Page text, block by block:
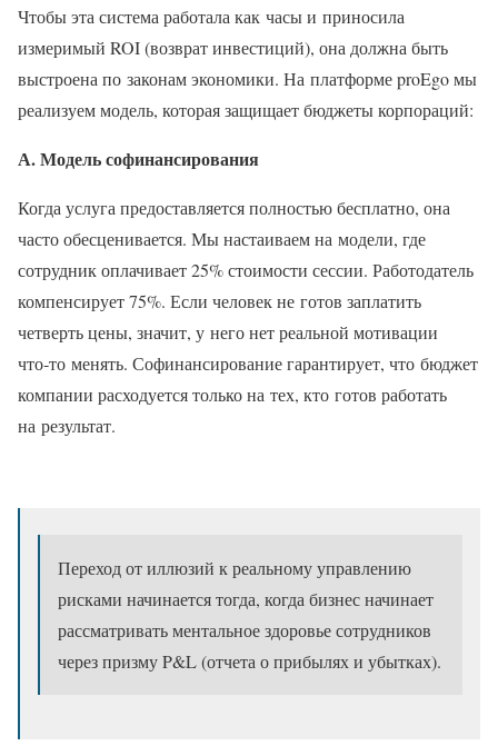
Чтобы эта система работала как часы и приносила
измеримый ROI (возврат инвестиций), она должна быть
выстроена по законам экономики. На платформе proEgo мы
реализуем модель, которая защищает бюджеты корпораций:
А. Модель софинансирования
Когда услуга предоставляется полностью бесплатно, она
часто обесценивается. Мы настаиваем на модели, где
сотрудник оплачивает 25% стоимости сессии. Работодатель
компенсирует 75%. Если человек не готов заплатить
четверть цены, значит, у него нет реальной мотивации
что‑то менять. Софинансирование гарантирует, что бюджет
компании расходуется только на тех, кто готов работать
на результат.
Переход от иллюзий к реальному управлению
рисками начинается тогда, когда бизнес начинает
рассматривать ментальное здоровье сотрудников
через призму P&L (отчета о прибылях и убытках).